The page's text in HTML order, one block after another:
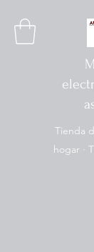
Tienda
hogar ·